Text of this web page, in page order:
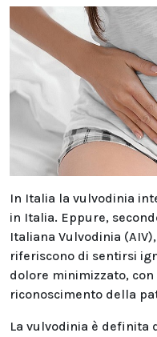
In Italia la vulvodinia
in Italia. Eppure,
Italiana Vulvodinia
riferiscono di sentirsi
dolore minimizzato,
riconoscimento della
La vulvodinia è definita